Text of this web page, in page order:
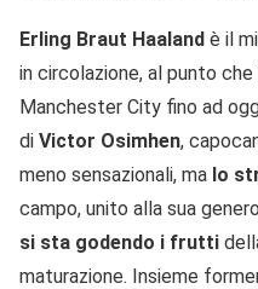
Erling Braut Haaland è il
in circolazione, al punto
Manchester City fino ad
di Victor Osimhen,
meno sensazionali, ma lo
campo, unito alla sua
si sta godendo i frutti
maturazione. Insieme